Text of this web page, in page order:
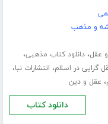
و مذهب
عقل،دانلود کتاب مذهبی،
گرایی در اسلام، انتشارات نبا،
، عقل و دین
دانلود کتاب